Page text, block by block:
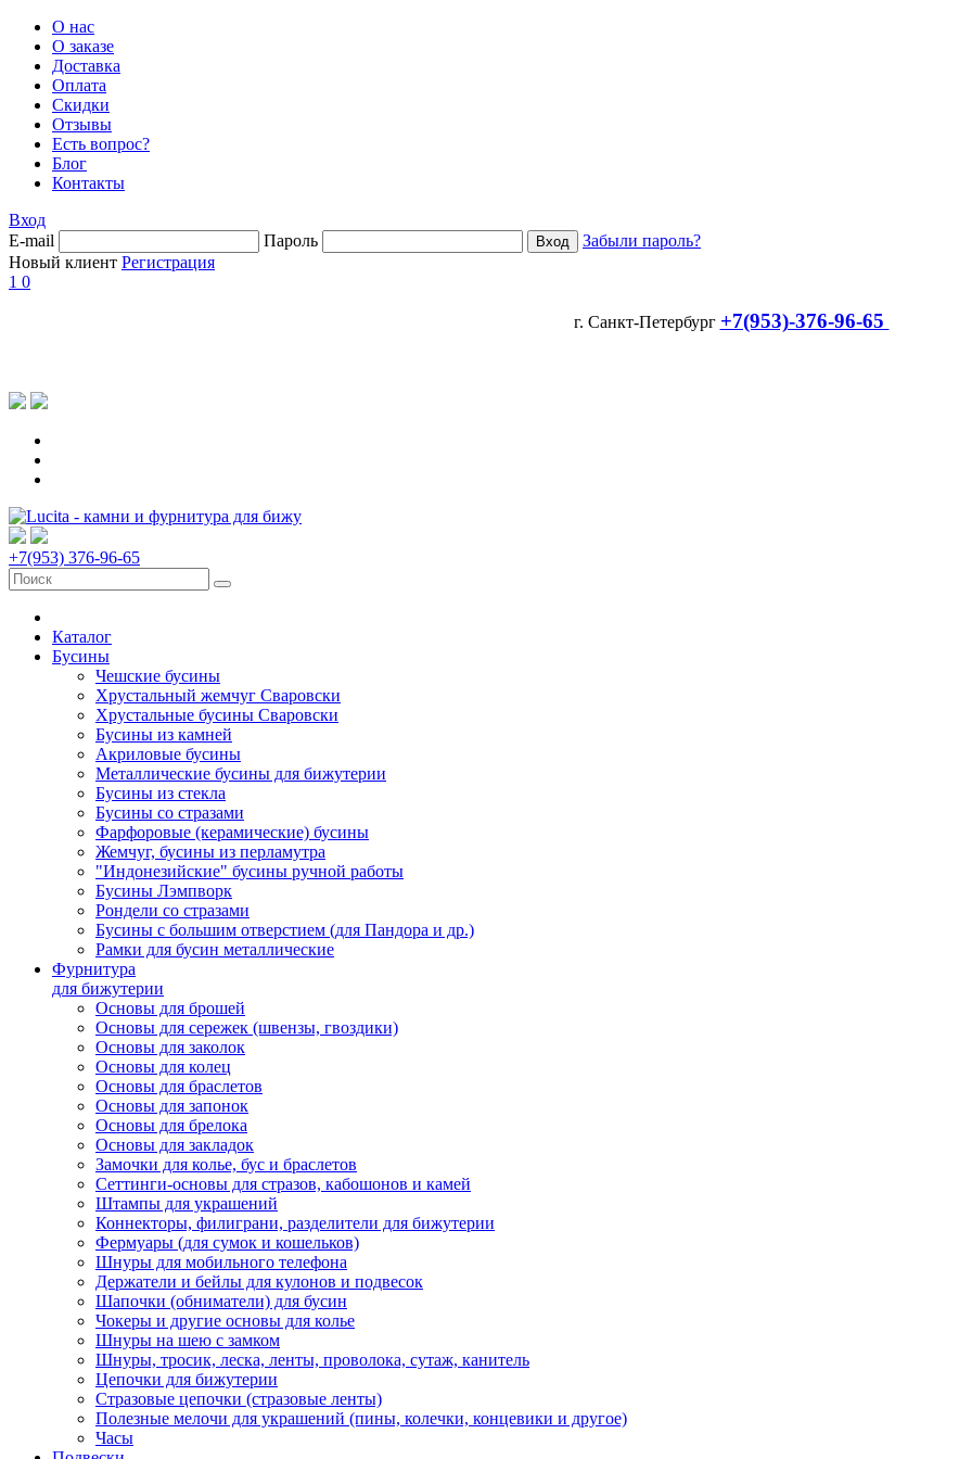
О нас
О заказе
Доставка
Оплата
Скидки
Отзывы
Есть вопрос?
Блог
Контакты
Вход
E-mail
Пароль
Забыли пароль?
Новый клиент Регистрация
1 0
г. Санкт-Петербург +7(953)-376-96-65
+7(953) 376-96-65
Каталог
Бусины
Чешские бусины
Хрустальный жемчуг Сваровски
Хрустальные бусины Сваровски
Бусины из камней
Акриловые бусины
Металлические бусины для бижутерии
Бусины из стекла
Бусины со стразами
Фарфоровые (керамические) бусины
Жемчуг, бусины из перламутра
"Индонезийские" бусины ручной работы
Бусины Лэмпворк
Рондели со стразами
Бусины с большим отверстием (для Пандора и др.)
Рамки для бусин металлические
Фурнитура
для бижутерии
Основы для брошей
Основы для сережек (швензы, гвоздики)
Основы для заколок
Основы для колец
Основы для браслетов
Основы для запонок
Основы для брелока
Основы для закладок
Замочки для колье, бус и браслетов
Сеттинги-основы для стразов, кабошонов и камей
Штампы для украшений
Коннекторы, филиграни, разделители для бижутерии
Фермуары (для сумок и кошельков)
Шнуры для мобильного телефона
Держатели и бейлы для кулонов и подвесок
Шапочки (обниматели) для бусин
Чокеры и другие основы для колье
Шнуры на шею с замком
Шнуры, тросик, леска, ленты, проволока, сутаж, канитель
Цепочки для бижутерии
Стразовые цепочки (стразовые ленты)
Полезные мелочи для украшений (пины, колечки, концевики и другое)
Часы